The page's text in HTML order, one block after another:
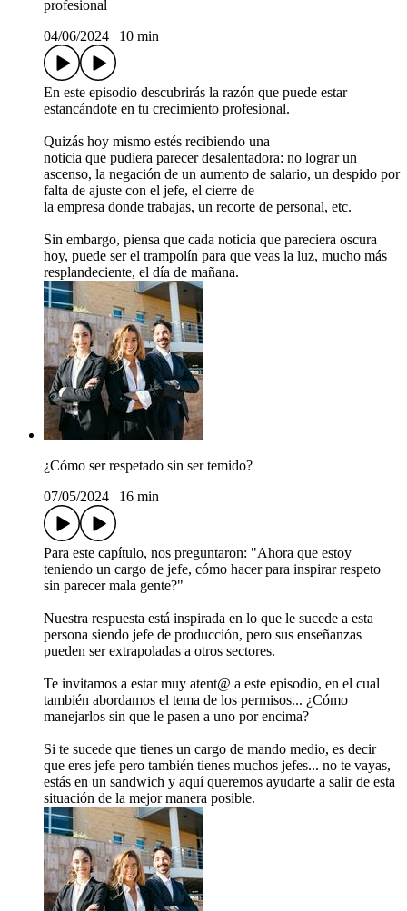
profesional
04/06/2024
10 min
En este episodio descubrirás la razón que puede estar
estancándote en tu crecimiento profesional.
Quizás hoy mismo estés recibiendo una
noticia que pudiera parecer desalentadora: no lograr un
ascenso, la negación de un aumento de salario, un despido por
falta de ajuste con el jefe, el cierre de
la empresa donde trabajas, un recorte de personal, etc.
Sin embargo, piensa que cada noticia que pareciera oscura
hoy, puede ser el trampolín para que veas la luz, mucho más
resplandeciente, el día de mañana.
¿Cómo ser respetado sin ser temido?
07/05/2024
16 min
Para este capítulo, nos preguntaron: "Ahora que estoy
teniendo un cargo de jefe, cómo hacer para inspirar respeto
sin parecer mala gente?"
Nuestra respuesta está inspirada en lo que le sucede a esta
persona siendo jefe de producción, pero sus enseñanzas
pueden ser extrapoladas a otros sectores.
Te invitamos a estar muy atent@ a este episodio, en el cual
también abordamos el tema de los permisos... ¿Cómo
manejarlos sin que le pasen a uno por encima?
Si te sucede que tienes un cargo de mando medio, es decir
que eres jefe pero también tienes muchos jefes... no te vayas,
estás en un sandwich y aquí queremos ayudarte a salir de esta
situación de la mejor manera posible.